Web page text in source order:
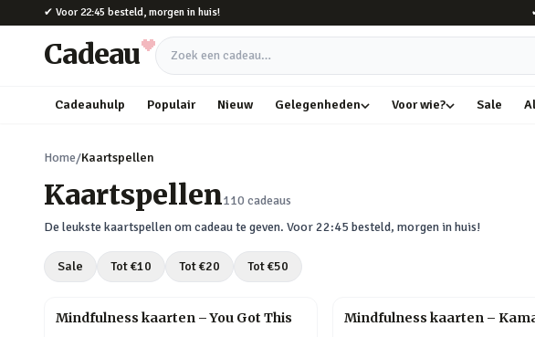
Naar hoofdinhoud
✔ Voor 22:45 besteld, morgen in huis!
Cadeau Zoek een cadeau
Cadeauhulp Populair Nieuw Gelegenheden Voor wie? Sale
Home/Kaartspellen
Kaartspellen110 cadeaus
De leukste kaartspellenom cadeau te geven. Voor 22:45 besteld, morgen in huis!
Sale Tot €10 Tot €20 Tot €50
Mindfulness kaarten – You Got This Mindfulness kaarten –